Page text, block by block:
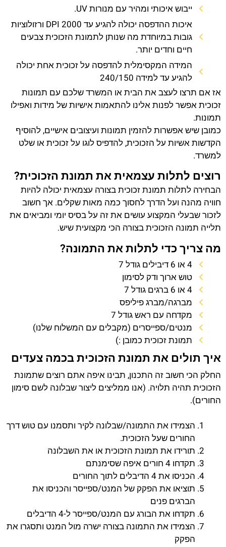
ייבוש איכותי ומהיר עם מנורות UV.
איכות ההדפסה יכולה להגיע עד 2000 DPI ורזולוציות
גובות במיוחדת מה שנותן לתמונת הזכוכית צבעים
חיים וחדים יותר.
המידה המקסימלית להדפסה על זכוכית אחת יכולה
להגיע עד למידה 240/150
אז אם תרצו לעצב את הבית או המשרד שלכם עם תמונות
זכוכית אפשר לפנות אלינו להתאמות אישיות של מידות ואפילו
תמונות.
כמובן שיש אפשרות להזמין תמונות ועיצובים אישיים, להוסיף
הקדשות אשיות על הזכוכית, להדפיס לוגו על זכוכית או שלט
למשרד.
רוצים לתלות עצמאית את תמונת הזכוכית?
הבחירה לתלות תמונת זכוכית בצורה עצמאית יכולה להיות
חוויה מהנה ועל הדרך לחסוך כמה מאות שקלים. אך חשוב
לזכור שבעלי המקצוע עושים את זה על בסיס יומי ומביאים את
תלייה תמונה הזכוכית בצורה הכי מקצועית שיש.
מה צריך כדי לתלות את התמונה?
4 או 6 דיבילים גודל 7
טוש ארוך ודק לסימון
4 או 6 ברגים גודל 7
מברגה/מברג פיליפס
מקדחה עם ראש גודל 7
מנטים/ספייסרים (מקבלים עם המשלוח שלנו)
תמונת זכוכית כמובן :)
איך תולים את תמונת הזכוכית בכמה צעדים
החלק הכי חשוב זה התכנון, תבינו איפה אתם רוצים שתמונת
הזכוכית תהיה תלויה. (אנו ממליצים ליצור שבלונה לשם סימון
החורים).
הצמידו את התמונה/שבלונה לקיר ותסמנו עם טוש דרך
החורים שעל הזכוכית.
תורידו את תמונת הזכוכית או את השבלונה
תקדחו 4 חורים איפה שסימנתם
הכניסו את 4 הדיבלים לתוך החורים
תוציאו את הפקק של המנט/ספייסר והכניסו את
הברגים פנים
תקדחו את הבורג עם המנט/ספייסר ל-4 הדיבלים
הצמידו את התמונה בצורה ישרה מול המנט ותסגרו את
הפקק